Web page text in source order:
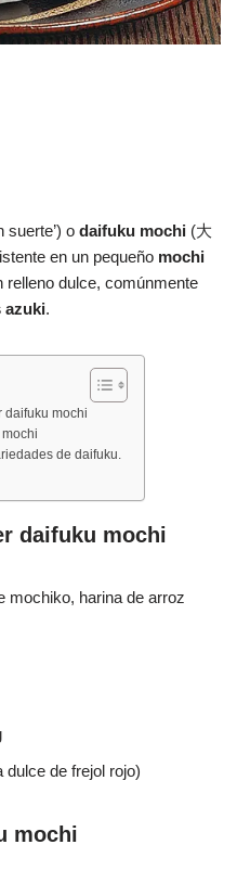
suerte’) o daifuku mochi (大
en un pequeño mochi
relleno dulce, comúnmente
azuki.
daifuku mochi
de daifuku.
daifuku mochi
mochiko, harina de arroz
dulce de frejol rojo)
mochi